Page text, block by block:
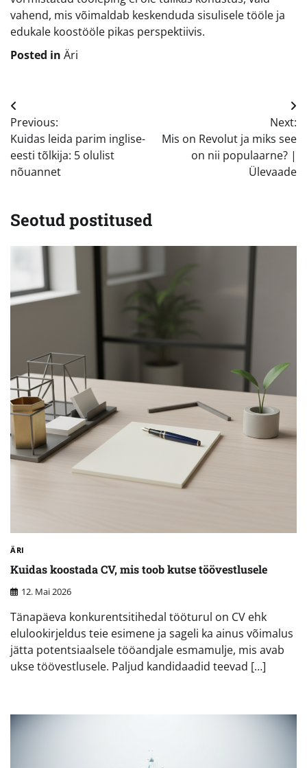
vahend, mis võimaldab keskenduda sisulisele tööle ja
edukale koostööle pikas perspektiivis.
Posted in Äri
Navigeerimine
Previous:
Kuidas leida parim inglise-
eesti tõlkija: 5 olulist
nõuannet
Next:
Mis on Revolut ja miks see
on nii populaarne? |
Ülevaade
Seotud postitused
ÄRI
Kuidas koostada CV, mis toob kutse töövestlusele
12. Mai 2026
Tänapäeva konkurentsitihedal tööturul on CV ehk
elulookirjeldus teie esimene ja sageli ka ainus võimalus
jätta potentsiaalsele tööandjale esmamulje, mis avab
ukse töövestlusele. Paljud kandidaadid teevad […]